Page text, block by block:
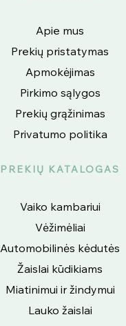
Apie mus
Prekių pristatymas
Apmokėjimas
Pirkimo sąlygos
Prekių grąžinimas
Privatumo politika
PREKIŲ KATALOGAS
Vaiko kambariui
Vėžimėliai
Automobilinės kėdutės
Žaislai kūdikiams
Miatinimui ir žindymui
Lauko žaislai